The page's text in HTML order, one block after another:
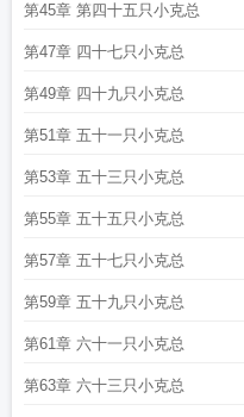
第45章 第四十五只小克总
第47章 四十七只小克总
第49章 四十九只小克总
第51章 五十一只小克总
第53章 五十三只小克总
第55章 五十五只小克总
第57章 五十七只小克总
第59章 五十九只小克总
第61章 六十一只小克总
第63章 六十三只小克总